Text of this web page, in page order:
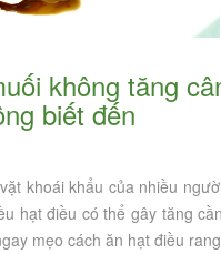
biết đến
khoái khẩu của nhiều
hạt điều có thể gây tăng
mẹo cách ăn hạt điều